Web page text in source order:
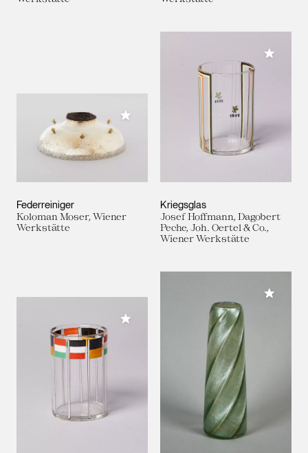
Federreiniger
Koloman Moser, Wiener
Werkstätte
Meiner Sammlung hinzufügen
Kriegsglas
Josef Hoffmann, Dagobert
Peche, Joh. Oertel & Co.,
Wiener Werkstätte
Meiner
Meiner Sammlung hinzufügen
Meiner